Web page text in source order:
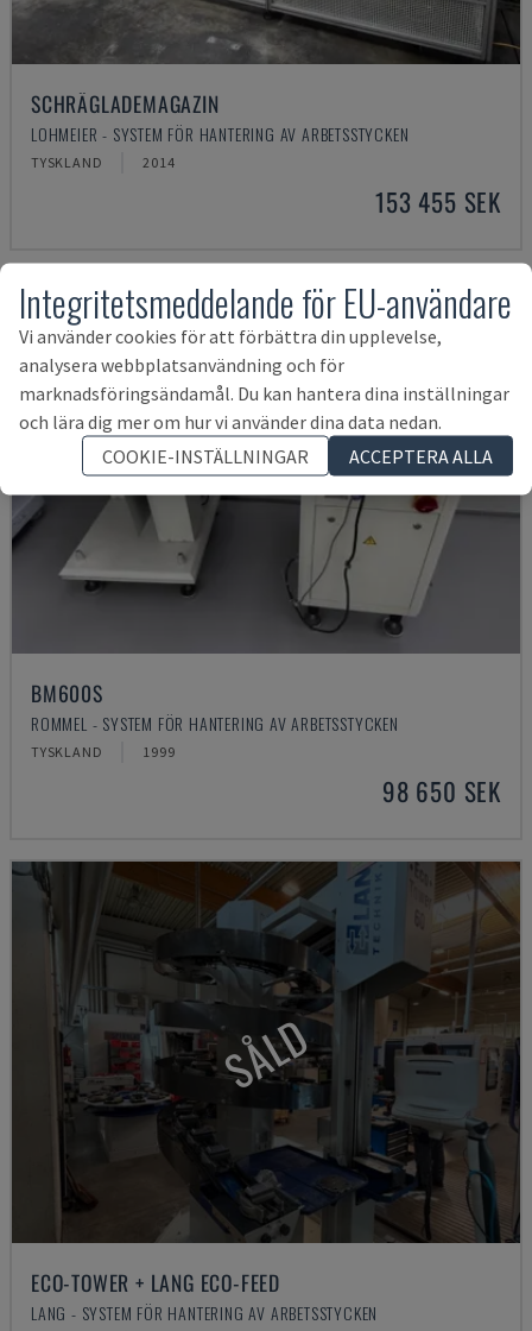
SCHRÄGLADEMAGAZIN
LOHMEIER - SYSTEM FÖR HANTERING AV ARBETSSTYCKEN
TYSKLAND 2014
153 455 SEK
BM600S
ROMMEL - SYSTEM FÖR HANTERING AV ARBETSSTYCKEN
TYSKLAND 1999
98 650 SEK
SÅLD
ECO-TOWER + LANG ECO-FEED
LANG - SYSTEM FÖR HANTERING AV ARBETSSTYCKEN
Integritetsmeddelande för EU-användare
Vi använder cookies för att förbättra din upplevelse,
analysera webbplatsanvändning och för
marknadsföringsändamål. Du kan hantera dina inställningar
och lära dig mer om hur vi använder dina data nedan.
COOKIE-INSTÄLLNINGAR
ACCEPTERA ALLA